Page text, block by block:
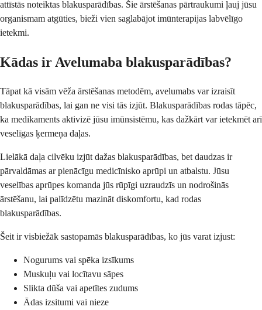
attīstās noteiktas blakusparādības. Šie ārstēšanas pārtraukumi ļauj jūsu
organismam atgūties, bieži vien saglabājot imūnterapijas labvēlīgo
ietekmi.
Kādas ir Avelumaba blakusparādības?
Tāpat kā visām vēža ārstēšanas metodēm, avelumabs var izraisīt
blakusparādības, lai gan ne visi tās izjūt. Blakusparādības rodas tāpēc,
ka medikaments aktivizē jūsu imūnsistēmu, kas dažkārt var ietekmēt arī
veselīgas ķermeņa daļas.
Lielākā daļa cilvēku izjūt dažas blakusparādības, bet daudzas ir
pārvaldāmas ar pienācīgu medicīnisko aprūpi un atbalstu. Jūsu
veselības aprūpes komanda jūs rūpīgi uzraudzīs un nodrošinās
ārstēšanu, lai palīdzētu mazināt diskomfortu, kad rodas
blakusparādības.
Šeit ir visbiežāk sastopamās blakusparādības, ko jūs varat izjust:
Nogurums vai spēka izsīkums
Muskuļu vai locītavu sāpes
Slikta dūša vai apetītes zudums
Ādas izsitumi vai nieze